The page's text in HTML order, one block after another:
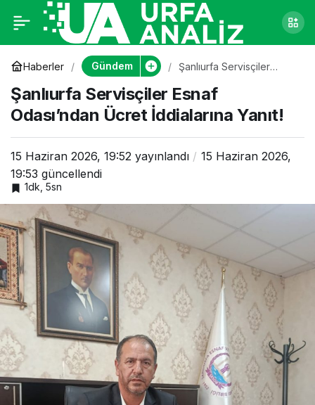
Haberler Gündem
Şanlıurfa Servisçiler
İddialarına Yanıt!
Şanlıurfa Servisçiler Esnaf
Odası’ndan Ücret İddialarına Yanıt!
15 Haziran 2026, 19:52 yayınlandı
15 Haziran 2026,
19:53 güncellendi
1dk, 5sn
Şanlıurfa Servisçiler
Esnaf Odası’ndan
Ücret İddialarına
Yanıt!
0